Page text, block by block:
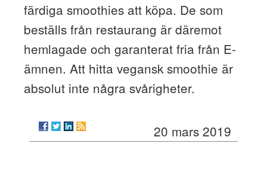
färdiga smoothies att köpa. De som
beställs från restaurang är däremot
hemlagade och garanterat fria från E-
ämnen. Att hitta vegansk smoothie är
absolut inte några svårigheter.
20 mars 2019